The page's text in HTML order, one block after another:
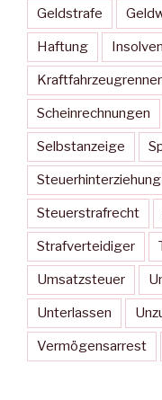
Geldstrafe
Haftung
Scheinrechnungen
Selbstanzeige
Steuerhinterziehung
Steuerstrafrecht
Strafverteidiger
Umsatzsteuer
Unterlassen
Vermögensarrest